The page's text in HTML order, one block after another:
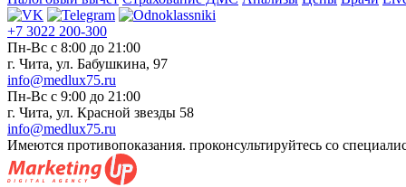
+7 3022 200-300
Пн-Вс с 8:00 до 21:00
г. Чита, ул. Бабушкина, 97
info@medlux75.ru
Пн-Вс с 9:00 до 21:00
г. Чита, ул. Красной звезды 58
info@medlux75.ru
Имеются противопоказания. проконсультируйтесь со